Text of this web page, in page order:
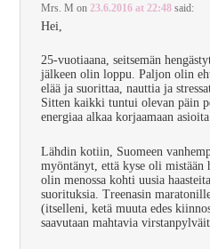
Mrs. M on 23.6.2016 at 22:48 said:
Hei,
25-vuotiaana, seitsemän
jälkeen olin loppu. Paljon olin
elää ja suorittaa, nauttia ja
Sitten kaikki tuntui olevan päin
energiaa alkaa korjaamaan
Lähdin kotiin, Suomeen
myöntänyt, että kyse oli mistään
olin menossa kohti uusia
suorituksia. Treenasin
(itselleni, ketä muuta edes
saavutaan mahtavia